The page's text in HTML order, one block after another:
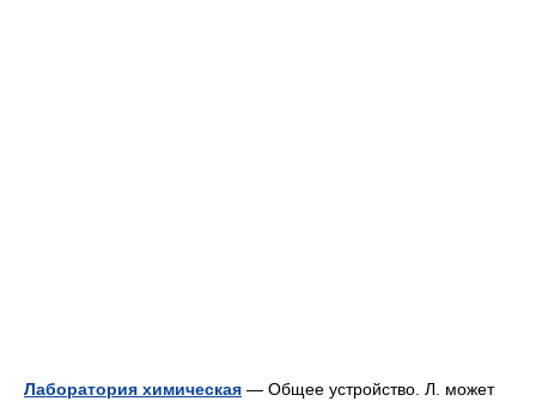
Лаборатория химическая — Общее устройство. Л. может